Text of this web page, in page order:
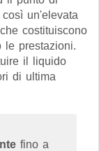
un'elevata
costituiscono
le prestazioni.
il liquido
di ultima
fino a